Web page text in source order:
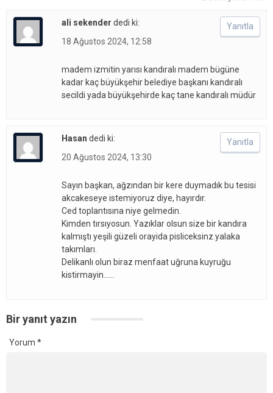
ali sekender dedi ki:
18 Ağustos 2024, 12:58
madem izmitin yarısı kandıralı madem bügüne
kadar kaç büyükşehir belediye başkanı kandıralı
secildi yada büyükşehirde kaç tane kandıralı müdür
Yanıtla
Hasan dedi ki:
20 Ağustos 2024, 13:30
Sayın başkan, ağzından bir kere duymadık bu tesisi
akcakeseye istemiyoruz diye, hayırdır.
Ced toplantısına niye gelmedin.
Kimden tırsıyosun. Yazıklar olsun size bir kandıra
kalmıştı yeşili güzeli orayida pisliceksinz.yalaka
takımları.
Delikanlı olun biraz menfaat uğruna kuyruğu
kistirmayin……
Yanıtla
Bir yanıt yazın
Yorum *